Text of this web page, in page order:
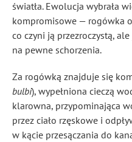
światła. Ewolucja wybrała
kompromisowe — rogówka
co czyni ją przezroczystą,
na pewne schorzenia.
Za rogówką znajduje się
bulbi), wypełniona cieczą
klarowna, przypominająca
przez ciało rzęskowe i
w kącie przesączania do